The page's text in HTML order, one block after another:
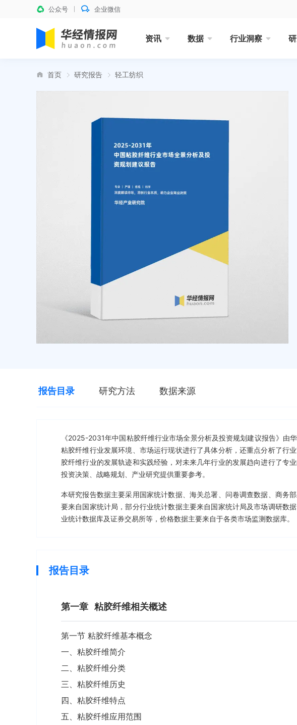
公众号 企业微信
资讯 数据 行业洞察
首页 研究报告 轻工纺织
报告目录 研究方法 数据来源
《2025-2031年中国粘胶纤维行业市场全景分析及投资规划建议报告》由
粘胶纤维行业发展环境、市场运行现状进行了具体分析，还重点分析了行
胶纤维行业的发展轨迹和实践经验，对未来几年行业的发展趋向进行了专
投资决策、战略规划、产业研究提供重要参考。
本研究报告数据主要采用国家统计数据、海关总署、问卷调查数据、商务
要来自国家统计局，部分行业统计数据主要来自国家统计局及市场调研数
业统计数据库及证券交易所等，价格数据主要来自于各类市场监测数据库。
报告目录
第一章 粘胶纤维相关概述
第一节 粘胶纤维基本概念
一、粘胶纤维简介
二、粘胶纤维分类
三、粘胶纤维历史
四、粘胶纤维特点
五、粘胶纤维应用范围